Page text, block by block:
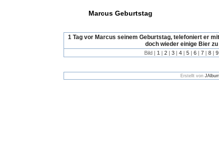
Marcus Geburtstag
1 Tag vor Marcus seinem Geburtstag, telefoniert er
doch wieder einige Bier
Bild | 1 | 2| 3| 4| 5| 6| 7| 8| 9
Erstellt von